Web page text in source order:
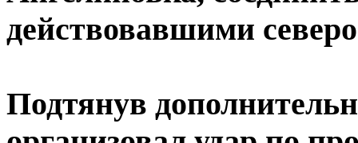
действовавшими
Подтянув